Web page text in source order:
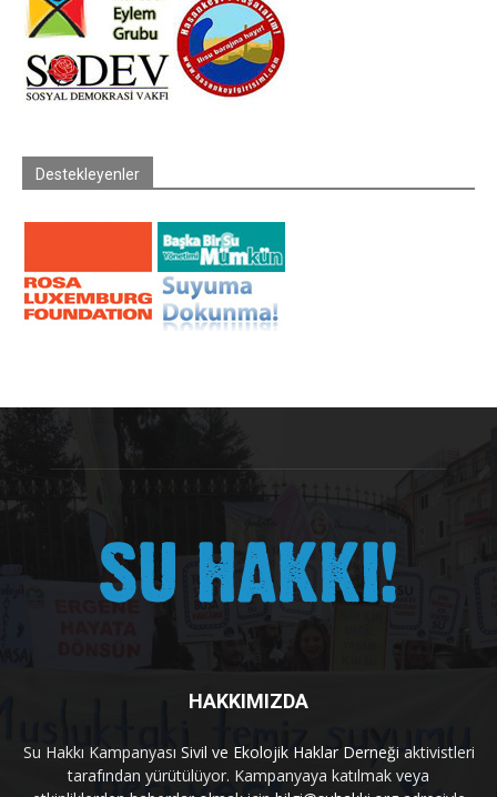
Destekleyenler
HAKKIMIZDA
Su Hakkı Kampanyası Sivil ve Ekolojik Haklar Derneği aktivistleri
tarafından yürütülüyor. Kampanyaya katılmak veya